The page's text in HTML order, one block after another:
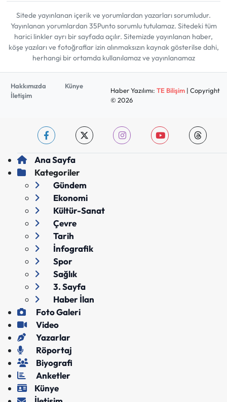
Sitede yayınlanan içerik ve yorumlardan yazarları sorumludur.
Yayınlanan yorumlardan 35Punto sorumlu tutulamaz. Sitedeki tüm
harici linkler ayrı bir sayfada açılır. Sitemizde yayınlanan haber,
köşe yazıları ve fotoğraflar izin alınmaksızın kaynak gösterilse dahi,
herhangi bir ortamda kullanılamaz ve yayınlanamaz
Hakkımızda
Künye
İletişim
Haber Yazılımı: TE Bilişim| Copyright
© 2026
Ana Sayfa
Kategoriler
Gündem
Ekonomi
Kültür-Sanat
Çevre
Tarih
İnfografik
Spor
Sağlık
3. Sayfa
Haber İlan
Foto Galeri
Video
Yazarlar
Röportaj
Biyografi
Anketler
Künye